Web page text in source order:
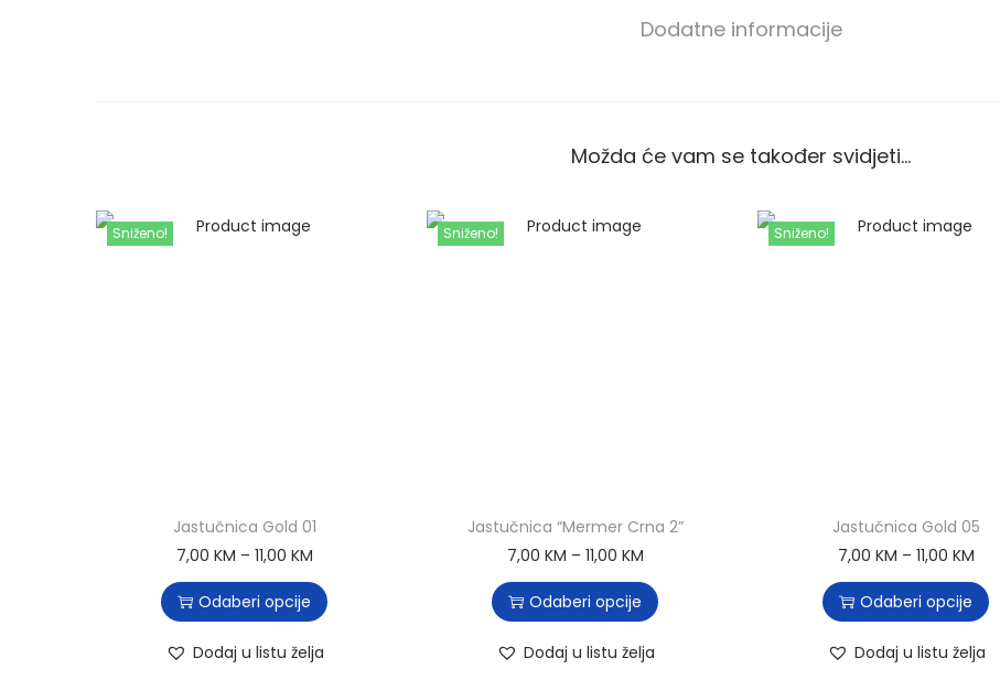
Dodatne informacije
Možda će vam se također svidjeti…
Sniženo!
Jastučnica Gold 01
7,00 KM – 11,00 KM
Odaberi opcije
Dodaj u listu želja
Sniženo!
Jastučnica “Mermer Crna 2”
7,00 KM – 11,00 KM
Odaberi opcije
Dodaj u listu želja
Sniženo!
Jastučnica Gold 05
7,00 KM – 11,00 KM
Odaberi opcije
Dodaj u listu želja